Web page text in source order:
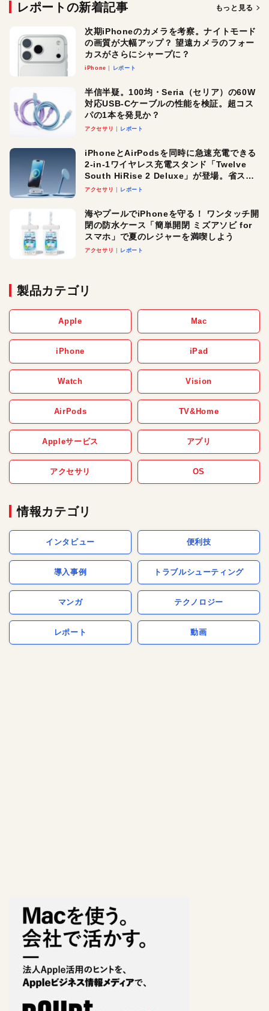
レポートの新着記事 もっと見る
次期iPhoneのカメラを考察。ナイトモード
の画質が大幅アップ？ 望遠カメラのフォー
カスがさらにシャープに？
iPhone レポート
半信半疑。100均・Seria（セリア）の60W
対応USB-Cケーブルの性能を検証。超コス
パの1本を発見か？
アクセサリ レポート
iPhoneとAirPodsを同時に急速充電できる
2-in-1ワイヤレス充電スタンド「Twelve
South HiRise 2 Deluxe」が登場。省スペ
ースでおしゃれに充電したい人にオスス
アクセサリ レポート
海やプールでiPhoneを守る！ ワンタッチ開
閉の防水ケース「簡単開閉 ミズアソビ for
スマホ」で夏のレジャーを満喫しよう
アクセサリ レポート
製品カテゴリ
Apple Mac
iPhone iPad
Watch Vision
AirPods TV&Home
Appleサービス アプリ
アクセサリ OS
情報カテゴリ
インタビュー 便利技
導入事例 トラブルシューティング
マンガ テクノロジー
レポート 動画